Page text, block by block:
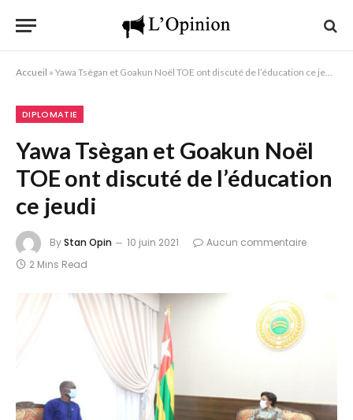
Accueil » Yawa Tsègan et Goakun Noël TOE ont discuté de l’éducation ce jeudi
DIPLOMATIE
Yawa Tsègan et Goakun Noël
TOE ont discuté de l’éducation
ce jeudi
ByStan Opin 10 juin 2021
Aucun commentaire
2 Mins Read